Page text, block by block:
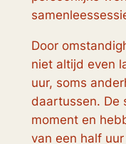
Door
niet altijd even
uur, soms
daartussen. De
moment en
van een half